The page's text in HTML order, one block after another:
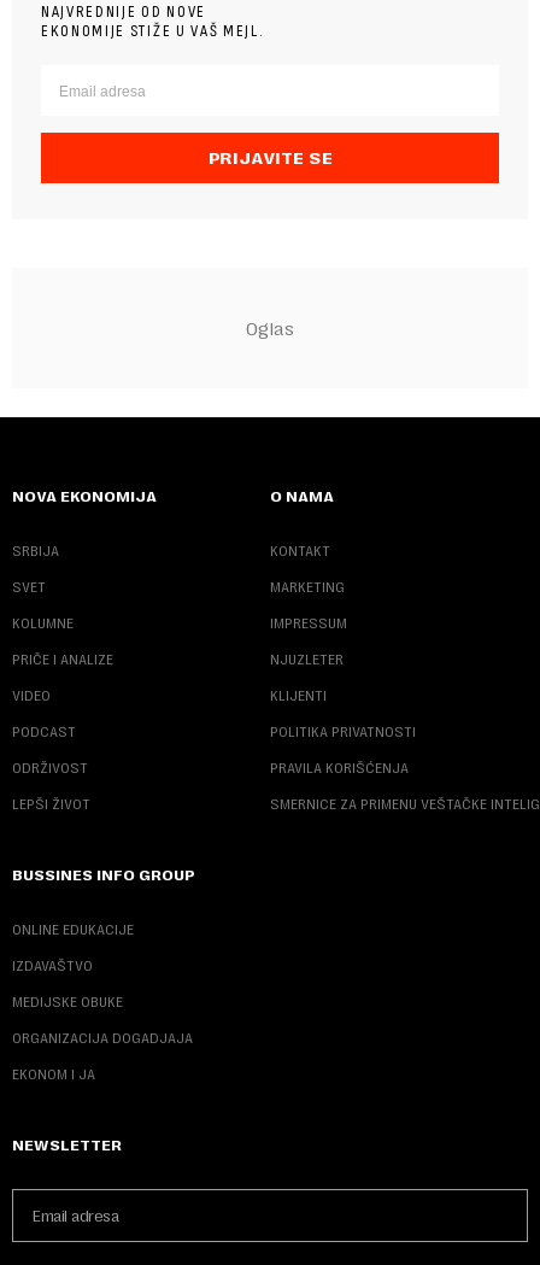
NAJVREDNIJE OD NOVE
EKONOMIJE STIŽE U VAŠ MEJL.
PRIJAVITE SE
NOVA EKONOMIJA
SRBIJA
SVET
KOLUMNE
PRIČE I ANALIZE
VIDEO
PODCAST
ODRŽIVOST
LEPŠI ŽIVOT
O NAMA
KONTAKT
MARKETING
IMPRESSUM
NJUZLETER
KLIJENTI
POLITIKA PRIVATNOSTI
PRAVILA KORIŠĆENJA
SMERNICE ZA PRIMENU VEŠTAČKE
BUSSINES INFO GROUP
ONLINE EDUKACIJE
IZDAVAŠTVO
MEDIJSKE OBUKE
ORGANIZACIJA DOGADJAJA
EKONOM I JA
NEWSLETTER